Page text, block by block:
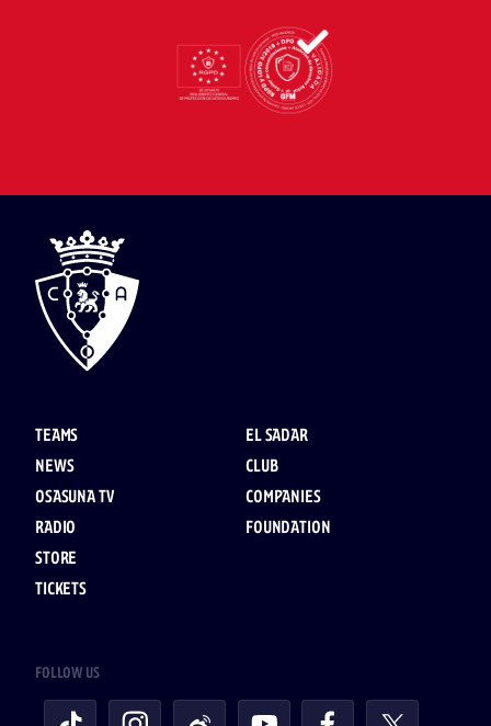
TEAMS
NEWS
OSASUNA TV
RADIO
STORE
TICKETS
EL SADAR
CLUB
COMPANIES
FOUNDATION
FOLLOW US